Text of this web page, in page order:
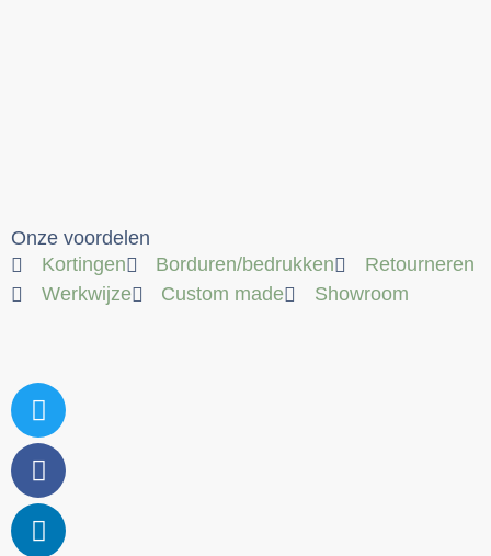
Onze voordelen
Kortingen
Borduren/bedrukken
Retourneren
Werkwijze
Custom made Showroom
Twitter
Facebook
Linkedin